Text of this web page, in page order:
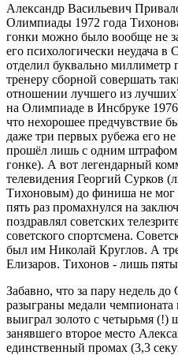
Александр Васильевич
Олимпиады 1972 года
гонки можно было вообще не
его психологически неудача в
отделил буквально миллиметр
тренеру сборной совершать
отношении лучшего из
на Олимпиаде в Инсбруке
что нехорошее предчувствие
даже три первых рубежа его
прошёл лишь с одним штрафом
гонке). А вот легендарный
телевидения Георгий Сурков
Тихоновым) до финиша не мог
пять раз промахнулся на
поздравлял советских
советского спортсмена.
был им Николай Круглов. А
Елизаров. Тихонов - лишь
Забавно, что за пару недель
разыграны медали
выиграл золото с четырьмя
занявшего второе место
единственный промах (3,3